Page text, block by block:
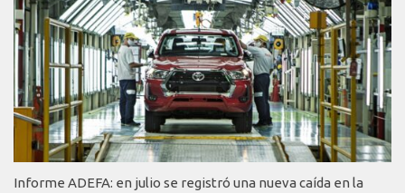
Informe ADEFA: en julio se registró una nueva caída en la